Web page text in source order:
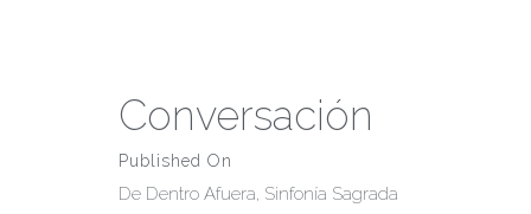
Conversación
Published On
De Dentro Afuera, Sinfonía Sagrada